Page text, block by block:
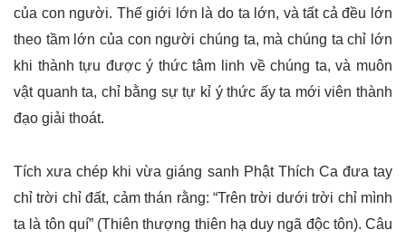
của con người. Thế giới lớn là do ta lớn, và tất cả đều lớn
theo tầm lớn của con người chúng ta, mà chúng ta chỉ lớn
khi thành tựu được ý thức tâm linh về chúng ta, và muôn
vật quanh ta, chỉ bằng sự tự kỉ ý thức ấy ta mới viên thành
đạo giải thoát.
Tích xưa chép khi vừa giáng sanh Phật Thích Ca đưa tay
chỉ trời chỉ đất, cảm thán rằng: “Trên trời dưới trời chỉ mình
ta là tôn quí” (Thiên thượng thiên hạ duy ngã độc tôn). Câu